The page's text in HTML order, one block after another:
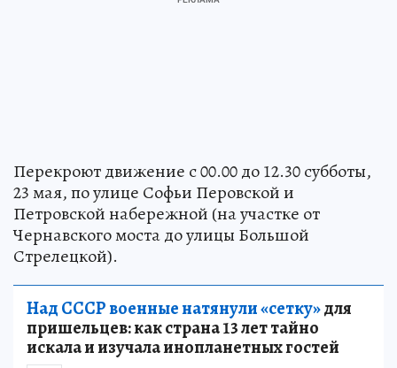
Перекроют движение с 00.00 до 12.30 субботы,
23 мая, по улице Софьи Перовской и
Петровской набережной (на участке от
Чернавского моста до улицы Большой
Стрелецкой).
Над СССР военные натянули «сетку»для
пришельцев: как страна 13 лет тайно
искала и изучала инопланетных гостей